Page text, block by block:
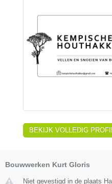
BEKIJK VOLLEDIG
Bouwwerken Kurt Gloris
Niet gevestigd in de plaats